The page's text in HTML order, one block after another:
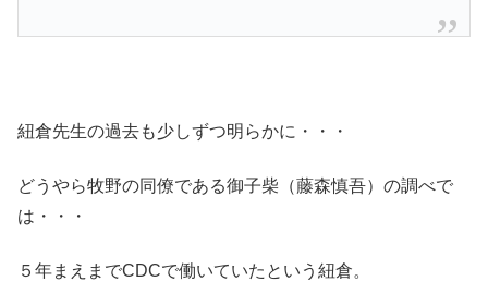
紐倉先生の過去も少しずつ明らかに・・・
どうやら牧野の同僚である御子柴（藤森慎吾）の調べで
は・・・
５年まえまでCDCで働いていたという紐倉。